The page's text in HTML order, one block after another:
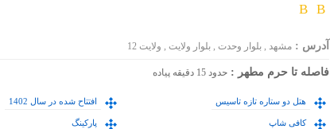
آدرس :مشهد , بلوار وحدت , بلوار ولایت , ولایت 12
فاصله تا حرم مطهر :حدود 15 دقیقه پیاده
هتل دو ستاره تازه تاسیس افتتاح شده در سال 1402
کافی شاپ پارکینگ